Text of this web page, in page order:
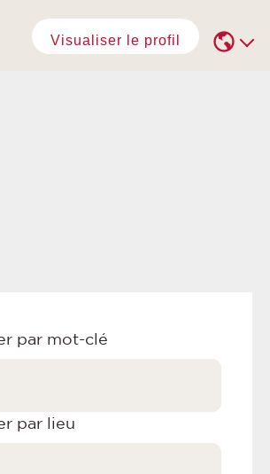
Visualiser le profil
par mot-clé
par lieu